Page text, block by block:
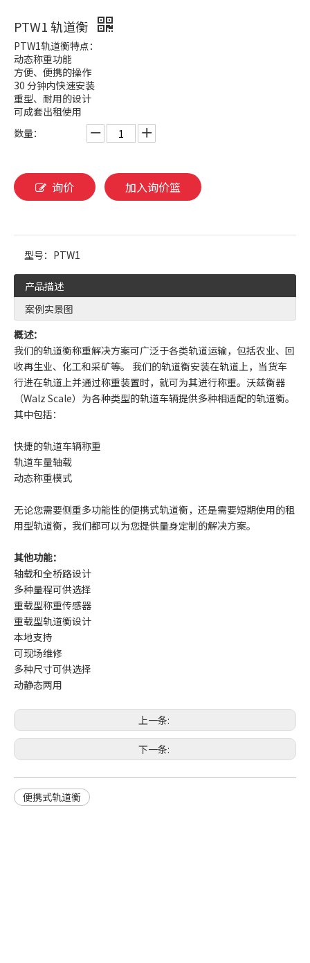
PTW1 轨道衡
PTW1轨道衡特点：
动态称重功能
方便、便携的操作
30 分钟内快速安装
重型、耐用的设计
可成套出租使用
数量：
询价 加入询价篮
型号： PTW1
产品描述
案例实景图
概述：
我们的轨道衡称重解决方案可广泛于各类轨道运输，包括农业、回
收再生业、化工和采矿等。 我们的轨道衡安装在轨道上，当货车
行进在轨道上并通过称重装置时，就可为其进行称重。沃兹衡器
（Walz Scale）为各种类型的轨道车辆提供多种相适配的轨道衡。
其中包括：
快捷的轨道车辆称重
轨道车量轴载
动态称重模式
无论您需要侧重多功能性的便携式轨道衡，还是需要短期使用的租
用型轨道衡，我们都可以为您提供量身定制的解决方案。
其他功能：
轴载和全桥路设计
多种量程可供选择
重载型称重传感器
重载型轨道衡设计
本地支持
可现场维修
多种尺寸可供选择
动静态两用
上一条:
下一条:
便携式轨道衡